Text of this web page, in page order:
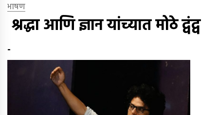
भाषण
श्रद्धा आणि ज्ञान यांच्यात मोठे द्वंद्व
-